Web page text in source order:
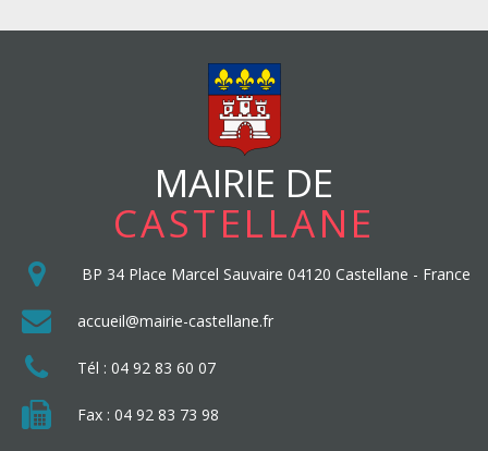
MAIRIE DE
CASTELLANE
BP 34 Place Marcel Sauvaire 04120 Castellane - France
accueil@mairie-castellane.fr
Tél : 04 92 83 60 07
Fax : 04 92 83 73 98